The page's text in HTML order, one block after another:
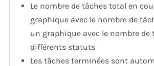
Le nombre de tâches total en
graphique avec le nombre de
un graphique avec le nombre de
différents statuts
Les tâches terminées sont